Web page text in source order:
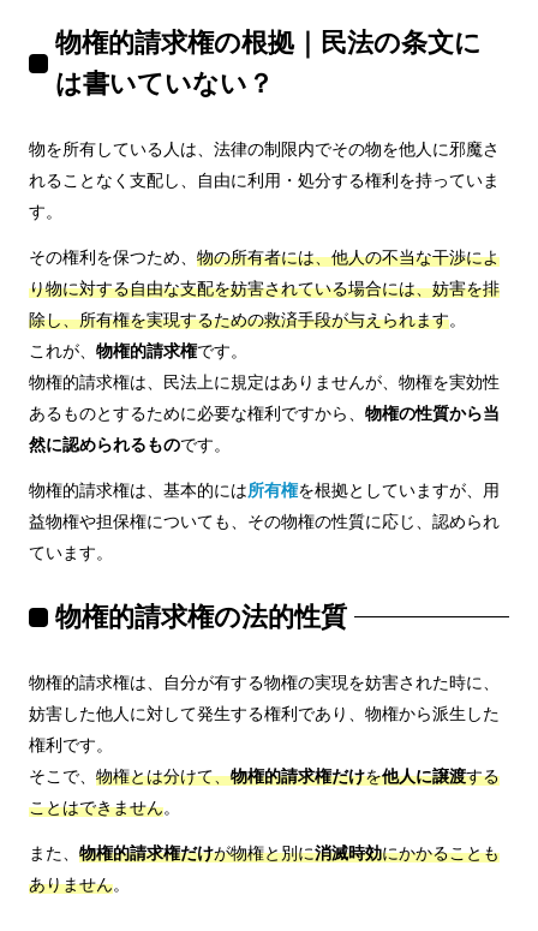
物権的請求権の根拠｜民法の条文に
は書いていない？
物を所有している人は、法律の制限内でその物を他人に邪魔さ
れることなく支配し、自由に利用・処分する権利を持っていま
す。
その権利を保つため、 物の所有者には、他人の不当な干渉によ
り物に対する自由な支配を妨害されている場合には、妨害を排
除し、所有権を実現するための救済手段が与えられます。
これが、 物権的請求権です。
物権的請求権は、民法上に規定はありませんが、物権を実効性
あるものとするために必要な権利ですから、 物権の性質から当
然に認められるものです。
物権的請求権は、基本的には所有権を根拠としていますが、用
益物権や担保権についても、その物権の性質に応じ、認められ
ています。
物権的請求権の法的性質
物権的請求権は、自分が有する物権の実現を妨害された時に、
妨害した他人に対して発生する権利であり、物権から派生した
権利です。
そこで、 物権とは分けて、物権的請求権だけを他人に譲渡する
ことはできません。
また、 物権的請求権だけが物権と別に消滅時効にかかることも
ありません。